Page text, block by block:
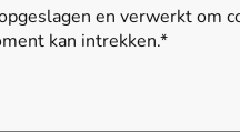
en verwerkt om
kan intrekken.*